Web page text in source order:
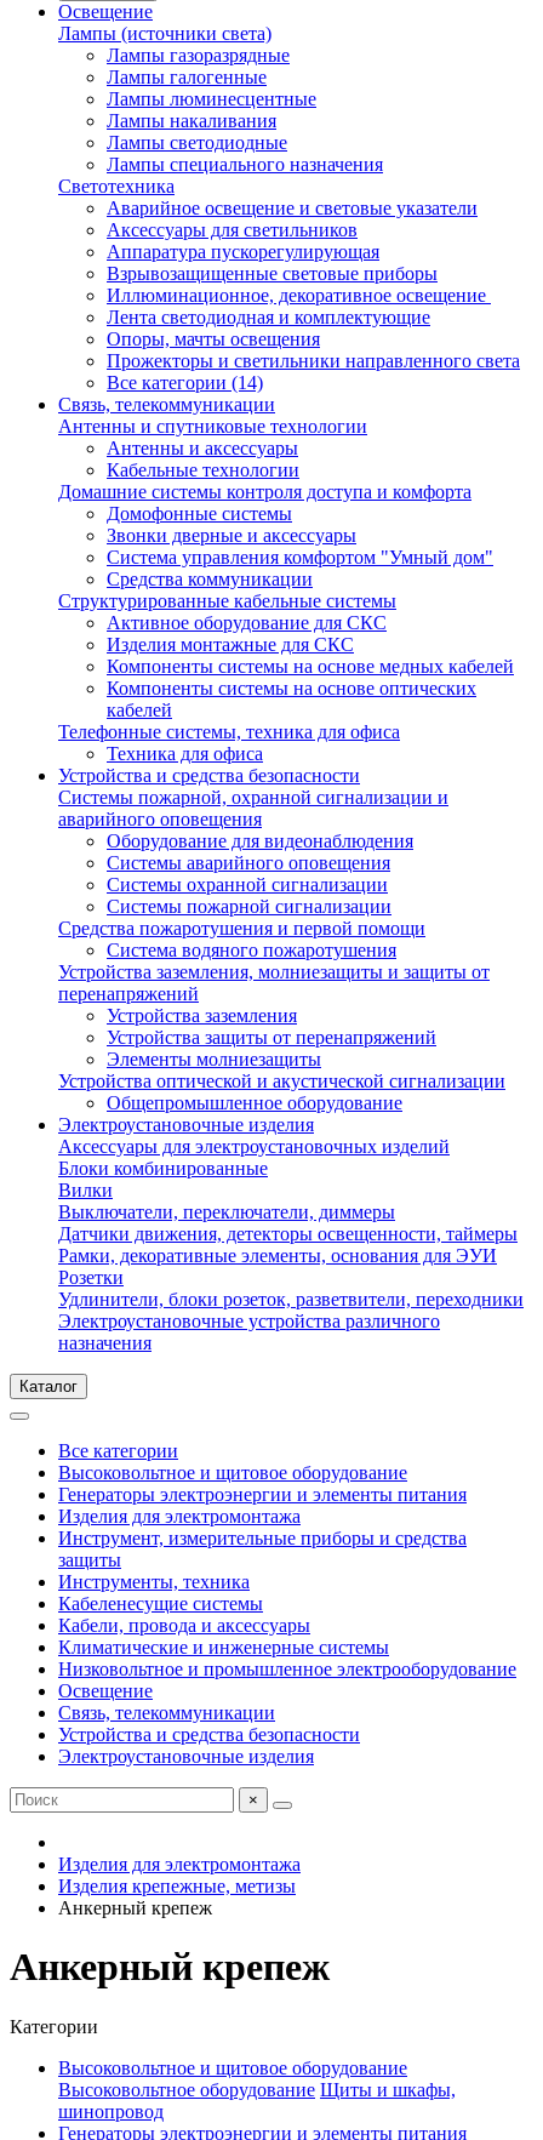
Освещение
Лампы (источники света)
Лампы газоразрядные
Лампы галогенные
Лампы люминесцентные
Лампы накаливания
Лампы светодиодные
Лампы специального назначения
Светотехника
Аварийное освещение и световые указатели
Аксессуары для светильников
Аппаратура пускорегулирующая
Взрывозащищенные световые приборы
Иллюминационное, декоративное освещение
Лента светодиодная и комплектующие
Опоры, мачты освещения
Прожекторы и светильники направленного света
Все категории (14)
Связь, телекоммуникации
Антенны и спутниковые технологии
Антенны и аксессуары
Кабельные технологии
Домашние системы контроля доступа и комфорта
Домофонные системы
Звонки дверные и аксессуары
Система управления комфортом "Умный дом"
Средства коммуникации
Структурированные кабельные системы
Активное оборудование для СКС
Изделия монтажные для СКС
Компоненты системы на основе медных кабелей
Компоненты системы на основе оптических
кабелей
Телефонные системы, техника для офиса
Техника для офиса
Устройства и средства безопасности
Системы пожарной, охранной сигнализации и
аварийного оповещения
Оборудование для видеонаблюдения
Системы аварийного оповещения
Системы охранной сигнализации
Системы пожарной сигнализации
Средства пожаротушения и первой помощи
Система водяного пожаротушения
Устройства заземления, молниезащиты и защиты от
перенапряжений
Устройства заземления
Устройства защиты от перенапряжений
Элементы молниезащиты
Устройства оптической и акустической сигнализации
Общепромышленное оборудование
Электроустановочные изделия
Аксессуары для электроустановочных изделий
Блоки комбинированные
Вилки
Выключатели, переключатели, диммеры
Датчики движения, детекторы освещенности, таймеры
Рамки, декоративные элементы, основания для ЭУИ
Розетки
Удлинители, блоки розеток, разветвители, переходники
Электроустановочные устройства различного
назначения
Каталог
Все категории
Высоковольтное и щитовое оборудование
Генераторы электроэнергии и элементы питания
Изделия для электромонтажа
Инструмент, измерительные приборы и средства
защиты
Инструменты, техника
Кабеленесущие системы
Кабели, провода и аксессуары
Климатические и инженерные системы
Низковольтное и промышленное электрооборудование
Освещение
Связь, телекоммуникации
Устройства и средства безопасности
Электроустановочные изделия
×
Изделия для электромонтажа
Изделия крепежные, метизы
Анкерный крепеж
Анкерный крепеж
Категории
Высоковольтное и щитовое оборудование
Высоковольтное оборудование Щиты и шкафы,
шинопровод
Генераторы электроэнергии и элементы питания